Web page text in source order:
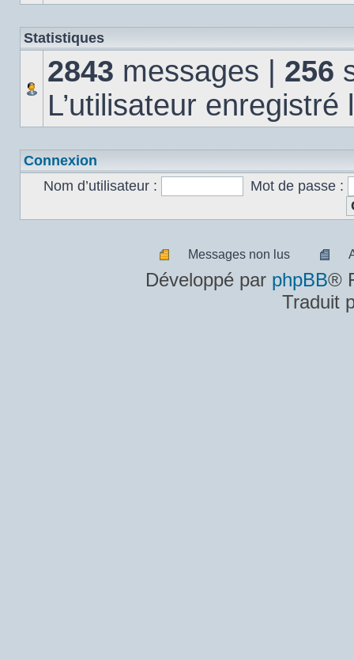
Statistiques
2843 messages | 256
L’utilisateur
Connexion
Nom d’utilisateur :
Mot de passe :
Messages
non
Messages non lus
lu
Développé par phpBB®
Traduit